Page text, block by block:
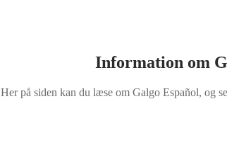
Information om
Her på siden kan du læse om Galgo Español, og